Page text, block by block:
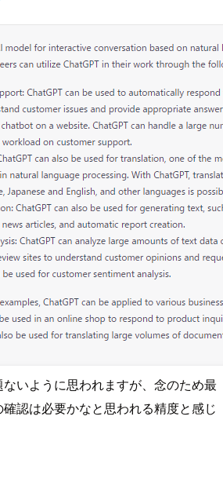
いように思われますが、念のため最
認は必要かなと思われる精度と感じ